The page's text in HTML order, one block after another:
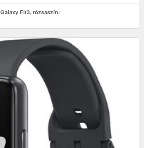
Fit3, rózsaszín